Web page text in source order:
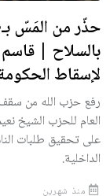
حذّر من المَسّ
بالسلاح |
لإسقاط
رفع حزب الله من سقف
العام للحزب الشيخ
على تحقيق طلبات
الداخلية.
منذ شهرين